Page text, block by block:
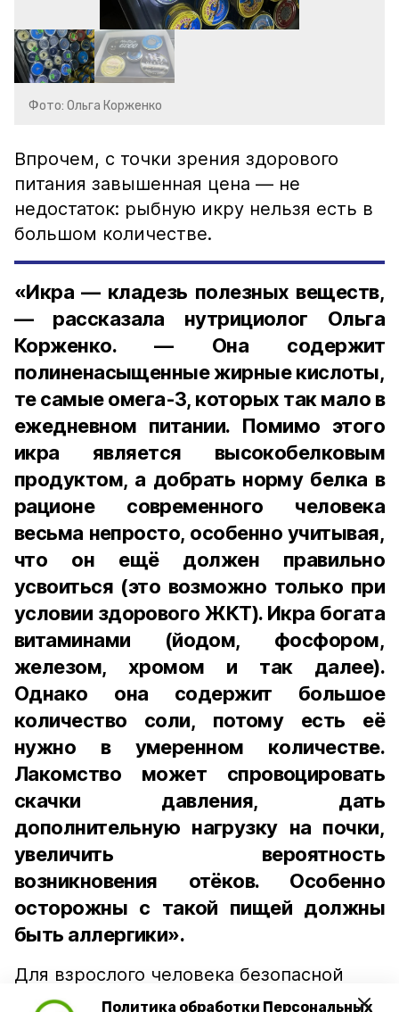
Политика обработки Персональных
Фото: Ольга Корженко
Впрочем, с точки зрения здорового
питания завышенная цена — не
недостаток: рыбную икру нельзя есть в
большом количестве.
«Икра — кладезь полезных веществ,
— рассказала нутрициолог Ольга
Корженко. — Она содержит
полиненасыщенные жирные кислоты,
те самые омега-3, которых так мало в
ежедневном питании. Помимо этого
икра является высокобелковым
продуктом, а добрать норму белка в
рационе современного человека
весьма непросто, особенно учитывая,
что он ещё должен правильно
усвоиться (это возможно только при
условии здорового ЖКТ). Икра богата
витаминами (йодом, фосфором,
железом, хромом и так далее).
Однако она содержит большое
количество соли, потому есть её
нужно в умеренном количестве.
Лакомство может спровоцировать
скачки давления, дать
дополнительную нагрузку на почки,
увеличить вероятность
возникновения отёков. Особенно
осторожны с такой пищей должны
быть аллергики».
Для взрослого человека безопасной
порцией икры считается 30-50 граммов